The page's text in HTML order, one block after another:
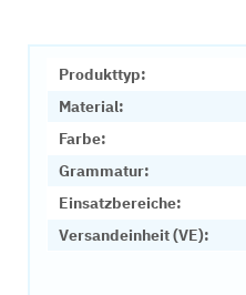
Produkttyp:
Material:
Farbe:
Grammatur:
Einsatzbereiche:
Versandeinheit (VE):